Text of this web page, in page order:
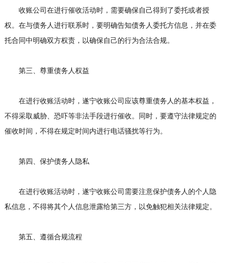
收账公司在进行催收活动时，需要确保自己得到了委托或者授
权。在与债务人进行联系时，要明确告知债务人委托方信息，并在委
托合同中明确双方权责，以确保自己的行为合法合规。
第三、尊重债务人权益
在进行收账活动时，遂宁收账公司应该尊重债务人的基本权益，
不得采取威胁、恐吓等非法手段进行催收。同时，要遵守法律规定的
催收时间，不得在规定时间内进行电话骚扰等行为。
第四、保护债务人隐私
在进行收账活动时，遂宁收账公司需要注意保护债务人的个人隐
私信息，不得将其个人信息泄露给第三方，以免触犯相关法律规定。
第五、遵循合规流程